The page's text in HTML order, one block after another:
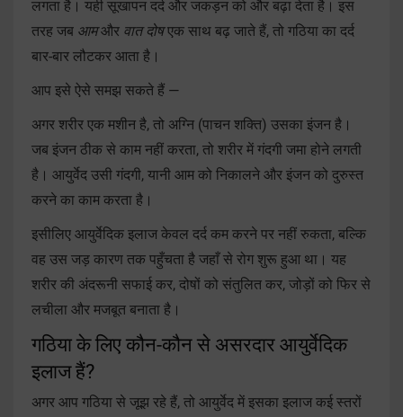
लगता है। यही सूखापन दर्द और जकड़न को और बढ़ा देता है। इस
तरह जब आमऔर वात दोषएक साथ बढ़ जाते हैं, तो गठिया का दर्द
बार-बार लौटकर आता है।
आप इसे ऐसे समझ सकते हैं —
अगर शरीर एक मशीन है, तो अग्नि (पाचन शक्ति) उसका इंजन है।
जब इंजन ठीक से काम नहीं करता, तो शरीर में गंदगी जमा होने लगती
है। आयुर्वेद उसी गंदगी, यानी आम को निकालने और इंजन को दुरुस्त
करने का काम करता है।
इसीलिए आयुर्वेदिक इलाज केवल दर्द कम करने पर नहीं रुकता, बल्कि
वह उस जड़ कारण तक पहुँचता है जहाँ से रोग शुरू हुआ था। यह
शरीर की अंदरूनी सफाई कर, दोषों को संतुलित कर, जोड़ों को फिर से
लचीला और मजबूत बनाता है।
गठिया के लिए कौन-कौन से असरदार आयुर्वेदिक
इलाज हैं?
अगर आप गठिया से जूझ रहे हैं, तो आयुर्वेद में इसका इलाज कई स्तरों